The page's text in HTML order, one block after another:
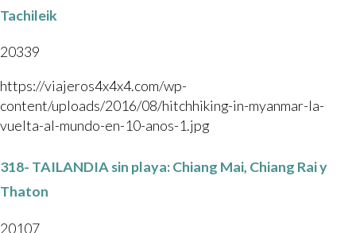
Tachileik
20339
https://viajeros4x4x4.com/wp-
content/uploads/2016/08/hitchhiking-in-myanmar-la-
vuelta-al-mundo-en-10-anos-1.jpg
318- TAILANDIA sin playa: Chiang Mai, Chiang Rai y
Thaton
20107